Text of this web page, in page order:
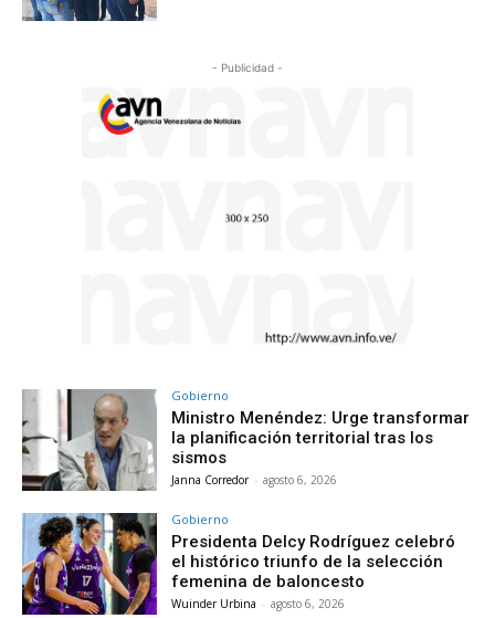
- Publicidad -
Gobierno
Ministro Menéndez: Urge transformar
la planificación territorial tras los
sismos
Janna Corredor - agosto 6, 2026
Gobierno
Presidenta Delcy Rodríguez celebró
el histórico triunfo de la selección
femenina de baloncesto
Wuinder Urbina - agosto 6, 2026